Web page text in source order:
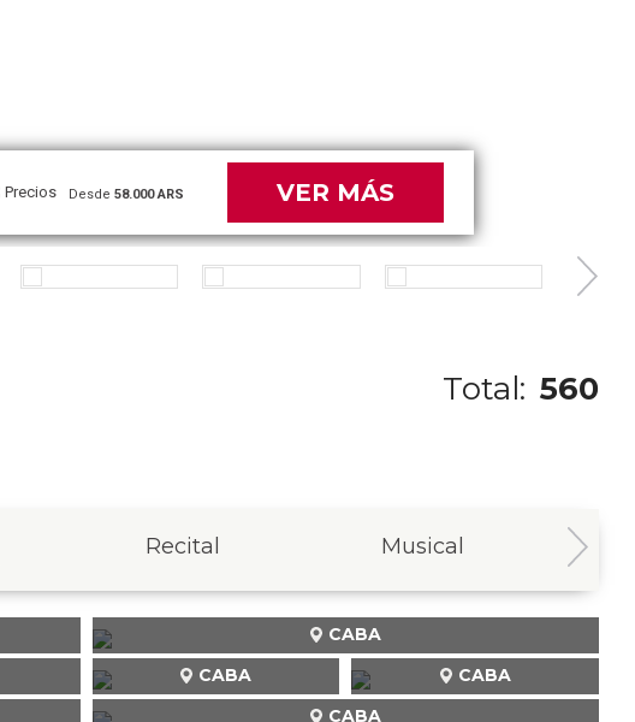
Precios Desde50.000 ARS VER MÁS
Total: 560
Recital Musical
CABA
CABA
CABA
CABA